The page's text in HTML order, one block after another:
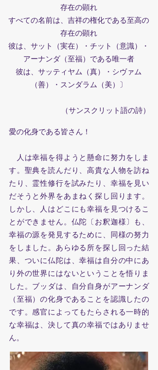
存在の顕れ
すべての名前は、吉祥の権化である至高の
存在の顕れ
彼は、サット（実在）・チット（意識）・
アーナンダ（至福）である唯一者
彼は、サッティヤム（真）・シヴァム
（善）・スンダラム（美）〕
（サンスクリット語の詩）
愛の化身である皆さん！
人は幸福を得ようと懸命に努力をしま
す。聖典を読んだり、高貴な人物を訪ね
たり、霊性修行を試みたり、幸福を見い
だそうと外界をあまねく探し回ります。
しかし、人はどこにも幸福を見つけるこ
とができません。仏陀〔お釈迦様〕も、
幸福の源を発見するために、同様の努力
をしました。あらゆる所を探し回った結
果、ついに仏陀は、幸福は自分の中にあ
り外の世界にはないということを悟りま
した。ブッダは、自分自身がアーナンダ
（至福）の化身であることを認識したの
です。感官によってもたらされる一時的
な幸福は、決して真の幸福ではありませ
ん。